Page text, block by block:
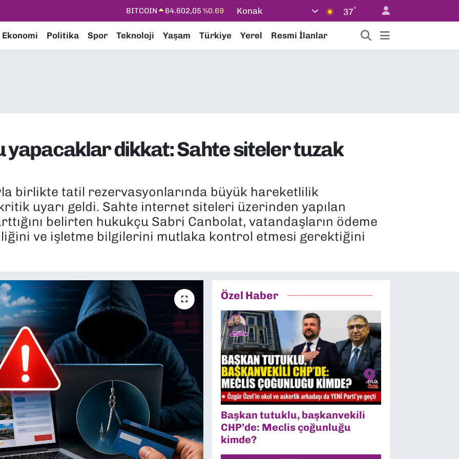
DOLAR 47,5986%0.06
STERLİN
64,2438%0.21
Konak 37°
Ekonomi Politika Spor Teknoloji Yaşam Türkiye Yerel Resmi İlanlar
yapacaklar dikkat: Sahte siteler tuzak
birlikte tatil rezervasyonlarında büyük hareketlilik
uyarı geldi. Sahte internet siteleri üzerinden yapılan
belirten hukukçu Sabri Canbolat, vatandaşların ödeme
ve işletme bilgilerini mutlaka kontrol etmesi gerektiğini
Özel Haber
Başkan tutuklu, başkanvekili
CHP’de: Meclis çoğunluğu
kimde?